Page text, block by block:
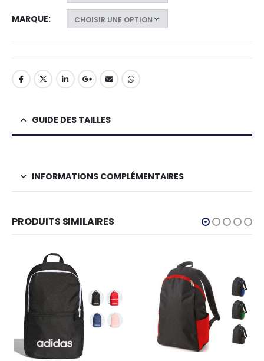
MARQUE
GUIDE DES TAILLES
INFORMATIONS COMPLÉMENTAIRES
PRODUITS SIMILAIRES